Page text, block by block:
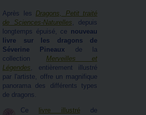
Après les Dragons, Petit traité
de Sciences-Naturelles, depuis
longtemps épuisé, ce nouveau
livre sur les dragons de
Séverine Pineaux de la
collection Merveilles et
Légendes, entièrement illustré
par l'artiste, offre un magnifique
panorama des différents types
de dragons.
Ce livre illustréde